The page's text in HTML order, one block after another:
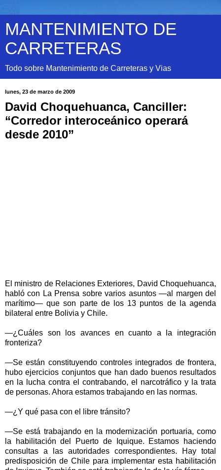
MANTENIMIENTO DE
CARRETERAS
Todo sobre Mantenimiento de Carreteras y Vias
lunes, 23 de marzo de 2009
David Choquehuanca, Canciller:
“Corredor interoceánico operará
desde 2010”
El ministro de Relaciones Exteriores, David Choquehuanca,
habló con La Prensa sobre varios asuntos —al margen del
marítimo— que son parte de los 13 puntos de la agenda
bilateral entre Bolivia y Chile.
—¿Cuáles son los avances en cuanto a la integración
fronteriza?
—Se están constituyendo controles integrados de frontera,
hubo ejercicios conjuntos que han dado buenos resultados
en la lucha contra el contrabando, el narcotráfico y la trata
de personas. Ahora estamos trabajando en las normas.
—¿Y qué pasa con el libre tránsito?
—Se está trabajando en la modernización portuaria, como
la habilitación del Puerto de Iquique. Estamos haciendo
consultas a las autoridades correspondientes. Hay total
predisposición de Chile para implementar esta habilitación